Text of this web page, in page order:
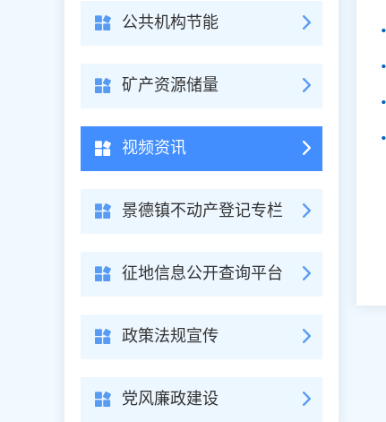
公共机构节能
矿产资源储量
视频资讯
景德镇不动产登记专栏
征地信息公开查询平台
政策法规宣传
党风廉政建设